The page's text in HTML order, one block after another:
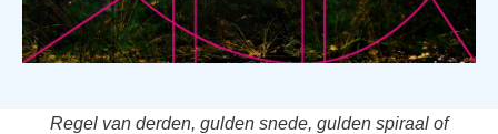
Regel van derden, gulden snede, gulden spiraal of